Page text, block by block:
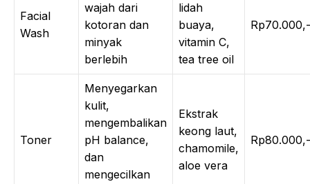
Facial
Wash
wajah dari
kotoran dan
minyak
berlebih
lidah
buaya,
vitamin C,
tea tree oil
Rp70.000,-
Toner
Menyegarkan
kulit,
mengembalikan
pH balance,
dan
mengecilkan
Ekstrak
keong laut,
chamomile,
aloe vera
Rp80.000,-